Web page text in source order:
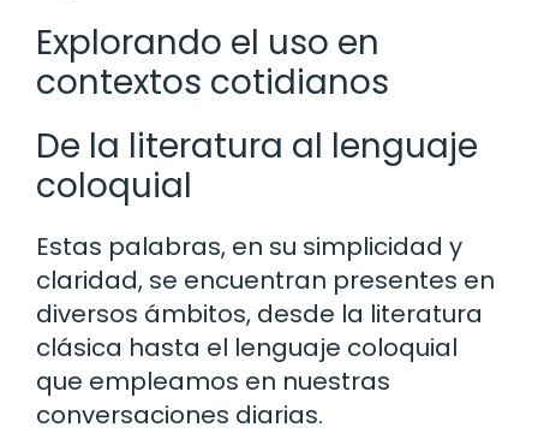
Explorando el uso en
contextos cotidianos
De la literatura al lenguaje
coloquial
Estas palabras, en su simplicidad y
claridad, se encuentran presentes en
diversos ámbitos, desde la literatura
clásica hasta el lenguaje coloquial
que empleamos en nuestras
conversaciones diarias.